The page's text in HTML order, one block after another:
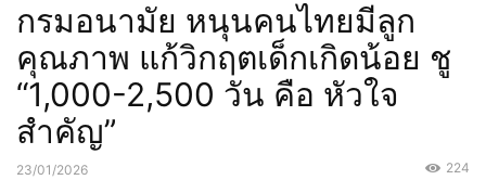
กรมอนามัย หนุนคนไทยมีลูก
คุณภาพ แก้วิกฤตเด็กเกิดน้อย ชู
“1,000-2,500 วัน คือ หัวใจ
สำคัญ”
23/01/2026 224